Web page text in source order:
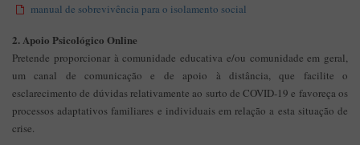
manual de sobrevivência para o isolamento social
2. Apoio Psicológico Online
Pretende proporcionar à comunidade educativa e/ou comunidade em geral,
um canal de comunicação e de apoio à distância, que facilite o
esclarecimento de dúvidas relativamente ao surto de COVID-19 e favoreça os
processos adaptativos familiares e individuais em relação a esta situação de
crise.